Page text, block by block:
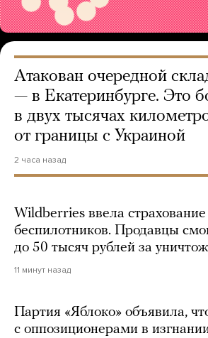
Атакован очередной
— в Екатеринбурге. Это
в двух тысячах
от границы с Украиной
2 часа назад
Wildberries ввела страхование
беспилотников. Продавцы
до 50 тысяч рублей за
11 минут назад
Партия «Яблоко» объявила,
с оппозиционерами в